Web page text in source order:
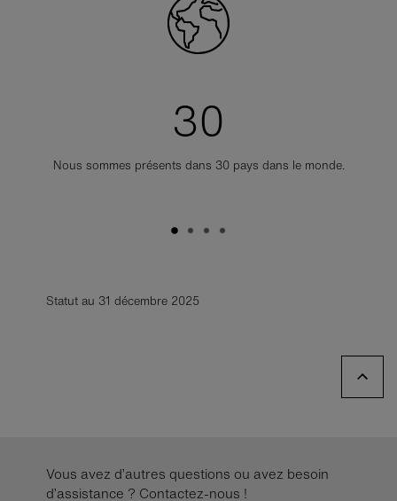
30
Nous sommes présents dans 30 pays dans le monde.
Statut au 31 décembre 2025
Vous avez d’autres questions ou avez besoin
d’assistance ? Contactez-nous !